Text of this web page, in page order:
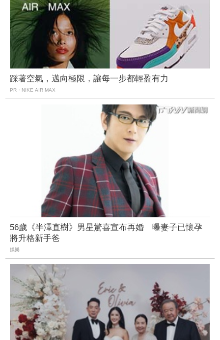
踩著空氣，邁向極限，讓每一步都輕盈有力
PR・NIKE AIR MAX
56歲《半澤直樹》男星驚喜宣布再婚 曝妻子已懷孕
將升格新手爸
娛樂